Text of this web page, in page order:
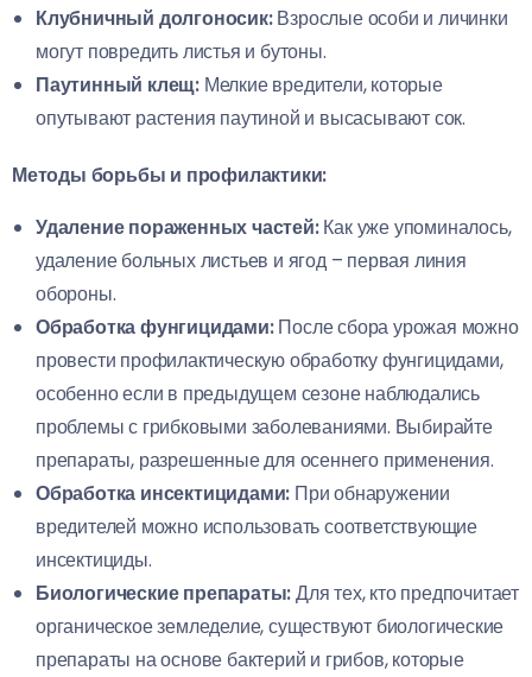
Клубничный долгоносик:Взрослые особи и личинки
могут повредить листья и бутоны.
Паутинный клещ: Мелкие вредители, которые
опутывают растения паутиной и высасывают сок.
Методы борьбы и профилактики:
Удаление пораженных частей:Как уже упоминалось,
удаление больных листьев и ягод – первая линия
обороны.
Обработка фунгицидами:После сбора урожая можно
провести профилактическую обработку фунгицидами,
особенно если в предыдущем сезоне наблюдались
проблемы с грибковыми заболеваниями. Выбирайте
препараты, разрешенные для осеннего применения.
Обработка инсектицидами: При обнаружении
вредителей можно использовать соответствующие
инсектициды.
Биологические препараты:Для тех, кто предпочитает
органическое земледелие, существуют биологические
препараты на основе бактерий и грибов, которые